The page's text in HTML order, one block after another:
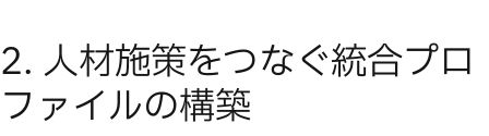
2. 人材施策をつなぐ統合プロ
ファイルの構築